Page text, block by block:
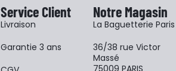
Service Client
Livraison
Garantie 3 ans
Notre Magasin
La Baguetterie Paris
36/38 rue Victor
Massé
75009 PARIS